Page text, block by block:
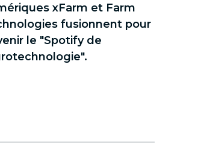
xFarm et Farm
fusionnent pour
le "Spotify de